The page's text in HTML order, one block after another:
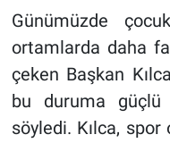
Günümüzde
ortamlarda daha
çeken Başkan
bu duruma güçlü
söyledi. Kılca,